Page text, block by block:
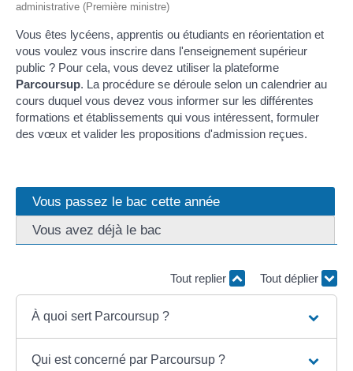
administrative (Première ministre)
Vous êtes lycéens, apprentis ou étudiants en réorientation et
vous voulez vous inscrire dans l'enseignement supérieur
public ? Pour cela, vous devez utiliser la plateforme
Parcoursup. La procédure se déroule selon un calendrier au
cours duquel vous devez vous informer sur les différentes
formations et établissements qui vous intéressent, formuler
des vœux et valider les propositions d'admission reçues.
Vous passez le bac cette année
Vous avez déjà le bac
Tout replier Tout déplier
À quoi sert Parcoursup ?
Qui est concerné par Parcoursup ?